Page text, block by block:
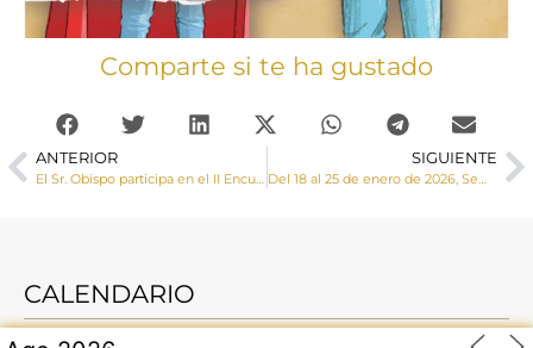
Comparte si te ha gustado
ANTERIOR SIGUIENTE
CALENDARIO